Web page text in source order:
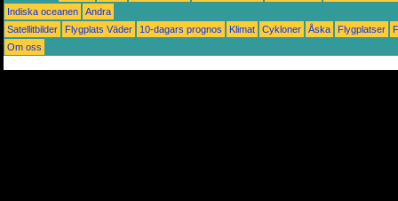
Indiska oceanen
Andra
Satellitbilder
Flygplats Väder 10-dagars prognos Klimat Cykloner Åska Flygplatser
Om oss